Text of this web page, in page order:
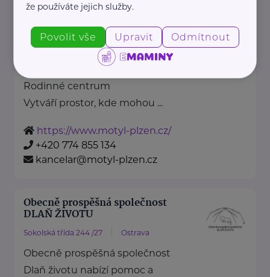
MOTÝL, z.ú.
Žlutická 22694/2 Plzeň
Organizace MOTÝL nabízí své
služby již od roku 2004.
Rodinné centrum
Vytváří prostor, kde mohou ...
https://www.motyl-plzen.cz/
+420 774 855 134
kancelar@motyl-plzen.cz
Obecně prospěšná společnost
DLAŇ ŽIVOTU
Sokolská třída 244 /27 Ostrava
Obecně prospěšná společnost
Dlaň životu nabízí pomoc a
že používáte jejich služby.
Povolit vše Upravit Odmítnout